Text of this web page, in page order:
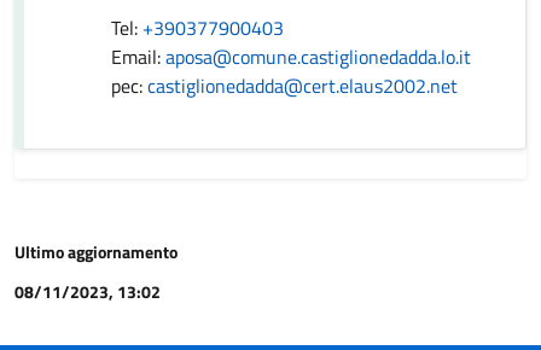
Tel: +390377900403
Email:aposa@comune.castiglionedadda.lo.it
pec:castiglionedadda@cert.elaus2002.net
Ultimo aggiornamento
08/11/2023, 13:02